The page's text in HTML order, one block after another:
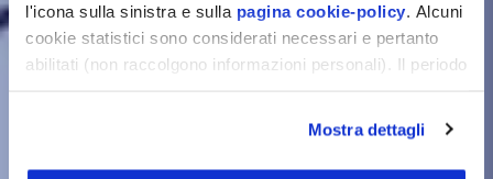
l'icona sulla sinistra e sulla pagina cookie-policy . Alcuni
cookie statistici sono considerati necessari e pertanto
abilitati (non raccolgono informazioni personali). Il periodo
indirizzo:dentistamanager.it/contatti-dentista-
Mostra dettagli